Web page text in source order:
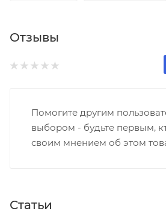
Отзывы
Помогите другим
выбором - будьте первым,
своим мнением об этом
Статьи